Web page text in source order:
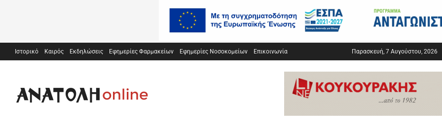
Ιστορικό Καιρός Εκδηλώσεις Εφημερίες Φαρμακείων Εφημερίες Νοσοκομείων Επικοινωνία Παρασκευή, 7 Αυγούστου, 2026